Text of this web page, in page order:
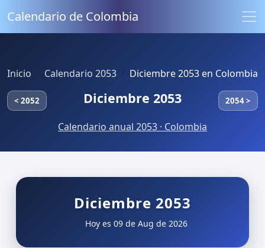
Calendario de Colombia
Inicio Calendario 2053 Diciembre 2053 en Colombia
< 2052 Diciembre 2053 2054 >
Calendario anual 2053 · Colombia
Diciembre 2053
Hoy es 09 de Aug de 2026